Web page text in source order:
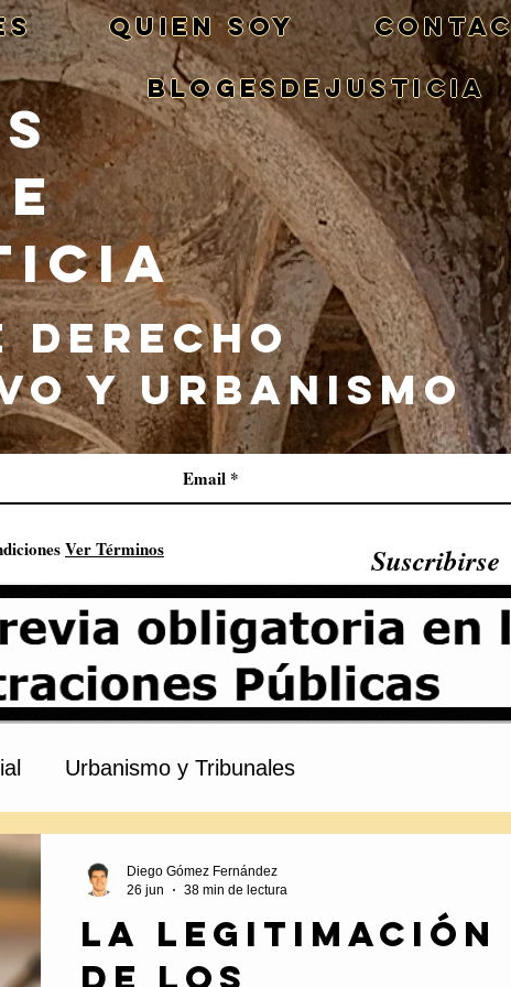
QUIEN SOY
BlogEsdeJusticia
DERECHO
Y URBANISMO
Ver Términos Suscribirse
Urbanismo y Tribunales
administrativo
pública Derechos Fundamentales
La legitimación
de los
Diego Gómez Fernández
26 jun
38 min de lectura